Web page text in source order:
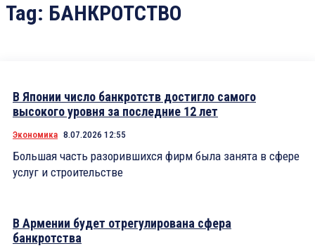
Tag: БАНКРОТСТВО
В Японии число банкротств достигло самого
высокого уровня за последние 12 лет
Экономика 8.07.2026 12:55
Большая часть разорившихся фирм была занята в сфере
услуг и строительстве
В Армении будет отрегулирована сфера
банкротства